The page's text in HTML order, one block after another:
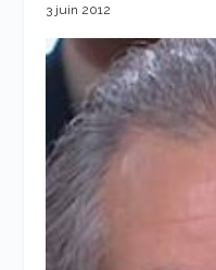
3 juin 2012